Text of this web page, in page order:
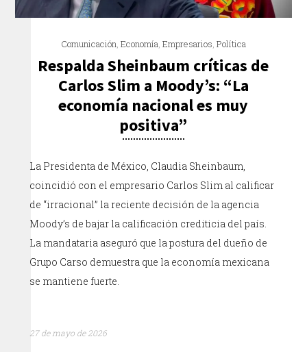
Comunicación, Economía, Empresarios, Política
Respalda Sheinbaum críticas de
Carlos Slim a Moody’s: “La
economía nacional es muy
positiva”
La Presidenta de México, Claudia Sheinbaum,
coincidió con el empresario Carlos Slim al calificar
de “irracional” la reciente decisión de la agencia
Moody’s de bajar la calificación crediticia del país.
La mandataria aseguró que la postura del dueño de
Grupo Carso demuestra que la economía mexicana
se mantiene fuerte.
27 de mayo de 2026